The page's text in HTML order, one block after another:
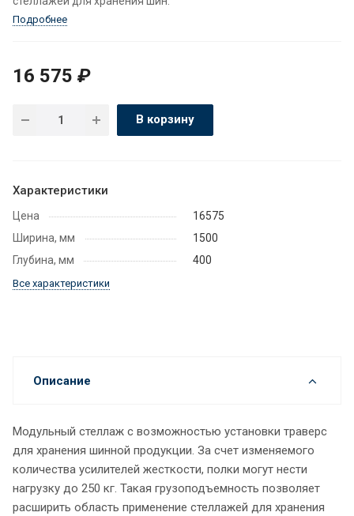
Подробнее
16 575 ₽
В корзину
Характеристики
Цена
16575
Ширина, мм
1500
Глубина, мм
400
Все характеристики
Описание
Модульный стеллаж с возможностью установки траверс
для хранения шинной продукции. За счет изменяемого
количества усилителей жесткости, полки могут нести
нагрузку до 250 кг. Такая грузоподъемность позволяет
расширить область применение стеллажей для хранения